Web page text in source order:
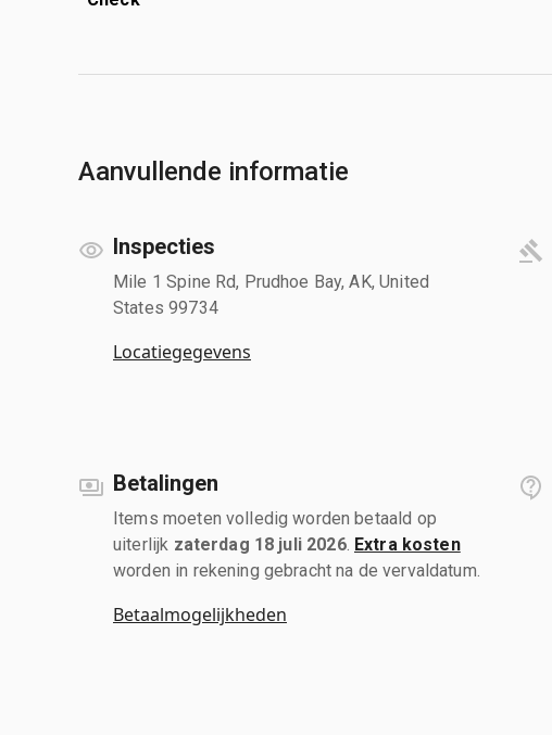
Aanvullende informatie
Inspecties
Mile 1 Spine Rd, Prudhoe Bay, AK, United
States 99734
Locatiegegevens
Betalingen
Items moeten volledig worden betaald op
uiterlijk zaterdag 18 juli 2026. Extra kosten
worden in rekening gebracht na de vervaldatum.
Betaalmogelijkheden